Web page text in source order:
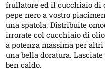
frullatore ed il cucchiaio di
pepe nero a vostro
una spatola. Distribuite
irrorate col cucchiaio di
a potenza massima per
una bella doratura.
ben caldo.